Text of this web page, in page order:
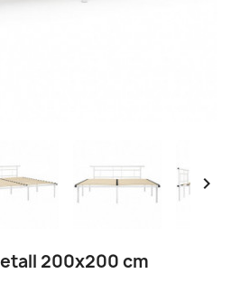

200x200 cm